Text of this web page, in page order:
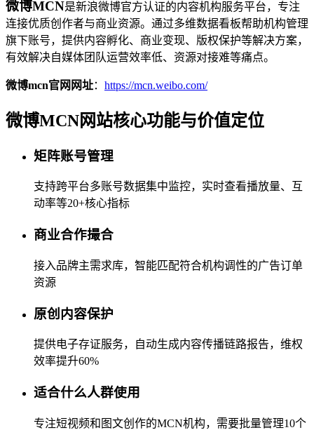
微博MCN是新浪微博官方认证的内容机构服务平台，专注
连接优质创作者与商业资源。通过多维数据看板帮助机构管理
旗下账号，提供内容孵化、商业变现、版权保护等解决方案，
有效解决自媒体团队运营效率低、资源对接难等痛点。
微博mcn官网网址： https://mcn.weibo.com/
微博MCN网站核心功能与价值定位
矩阵账号管理
支持跨平台多账号数据集中监控，实时查看播放量、互
动率等20+核心指标
商业合作撮合
接入品牌主需求库，智能匹配符合机构调性的广告订单
资源
原创内容保护
提供电子存证服务，自动生成内容传播链路报告，维权
效率提升60%
适合什么人群使用
专注短视频和图文创作的MCN机构，需要批量管理10个